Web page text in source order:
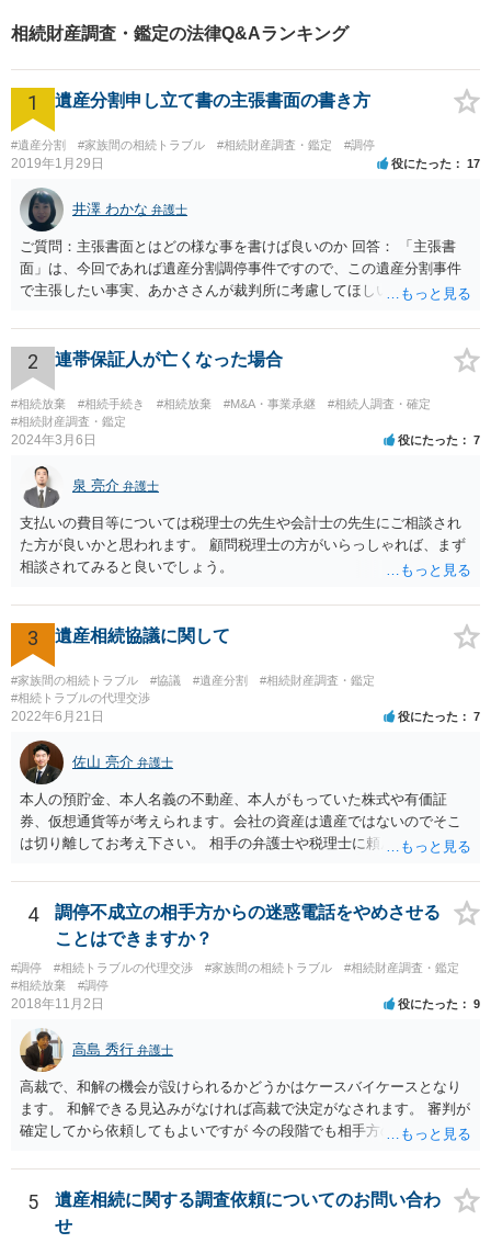
相続財産調査・鑑定の法律Q&Aランキング
1 遺産分割申し立て書の主張書面の書き方
#遺産分割 #家族間の相続トラブル #相続財産調査・鑑定 #調停
2019年1月29日 役にたった 17
井澤 わかな 弁護士
ご質問：主張書面とはどの様な事を書けば良いのか 回答： 「主張書
面」は、今回であれば遺産分割調停事件ですので、この遺産分割事件
で主張したい事実、あかささんが裁判所に考慮してほしいと思う、亡
ります。 もし、主張したい事実や考慮してほしい事情に関連して
資料を持っているようであれば、主張書面とは別で提出できます。も
し、お姉さんに見られたくないような資料がある場合、「非開示の希
望に関する申出書」と共に提出することも考えられます。 ご質問：書
いた方が良い事と書かない方が良い事 回答： お姉さんが申立書の「申
立ての趣旨」のところに書いている遺産の分け方に対して意見があれ
ば、まずそれを書くとよいです。 次に「申立ての理由」のところに、
なぜ調停を申し立てたのか(例えば、あかささんと話合いが出来ない／
決裂した、など)や亡くなった方・あかささん・お姉さん間の事情やい
きさつなどが書かれていると思うので、あかささんから見てそれは違
うと感じるところは、どのように違うのか、など書くとよいです。 そ
の他、お姉さんの申立書には書かれていないけど、どのように遺産を
った等)、それも書くとよいです。 書かない方が良いと思うことは、遺
産分割に関係ない(と思われる)いきさつを沢山盛り込むことだと考えま
す(あくまで遺産分割に関係することに留める方が、裁判所や調停委員
の方に事情を理解してもらいやすいと思います)。
2 連帯保証人が亡くなった場合
#相続放棄 #相続手続き #相続放棄 #M&A・事業承継
#相続人調査・確定
#相続財産調査・鑑定
2024年3月6日 役にたった 7
泉 亮介 弁護士
支払いの費目等については税理士の先生や会計士の先生にご相談され
た方が良いかと思われます。 顧問税理士の方がいらっしゃれば、まず
相談されてみると良いでしょう。
3 遺産相続協議に関して
#家族間の相続トラブル #協議 #遺産分割
#相続財産調査・鑑定
#相続トラブルの代理交渉
2022年6月21日 役にたった 7
佐山 亮介 弁護士
本人の預貯金、本人名義の不動産、本人がもっていた株式や有価証
券、仮想通貨等が考えられます。会社の資産は遺産ではないのでそこ
は切り離してお考え下さい。 相手の弁護士や税理士に頼んでも守秘義
意に開示を求め、応じなければ「調査嘱託」という手続きを使って銀
行等に照会をかけることになるでしょう。 不動産は、相続登記が済ん
でいなければ市役所ないし区役所に、お子様と義父様のつながりがわ
かる戸籍一式を揃えてもちこみ、「名寄せ」という手続きをすると、
分かると思います。遺産分割協議書の偽造等により既に相続登記され
てしまっている場合は、住所などに当たりをつけて登記名義を調べて
すが、現代では、各々が自由に価格設定をしていますので、特に相場
はお示しできません。ただし、かつて日本弁護士連合会が設けていた
報酬基準を踏まえて価格設定している弁護士は一定数いると思います
ので、それが一応の目安となるでしょう。
4
調停不成立の相手方からの迷惑電話をやめさせる
ことはできますか？
#調停 #相続トラブルの代理交渉 #家族間の相続トラブル
#相続財産調査・鑑定
#相続放棄
#調停
2018年11月2日 役にたった 9
高島 秀行 弁護士
高裁で、和解の機会が設けられるかどうかはケースバイケースとなり
ます。 和解できる見込みがなければ高裁で決定がなされます。 審判が
確定してから依頼してもよいですが 今の段階でも相手方の連絡が迷惑
5
遺産相続に関する調査依頼についてのお問い合わ
せ